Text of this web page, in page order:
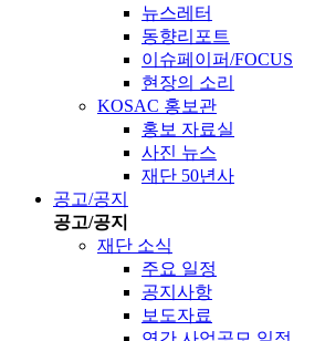
뉴스레터
동향리포트
이슈페이퍼/FOCUS
현장의 소리
KOSAC 홍보관
홍보 자료실
사진 뉴스
재단 50년사
공고/공지
공고/공지
재단 소식
주요 일정
공지사항
보도자료